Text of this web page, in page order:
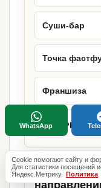
Суши-бар
Точка
Франшиза
Фудкорт
Городские
Cookie помогают сайту и
Для статистики посещений
Яндекс.Метрику. Политика
WhatsApp